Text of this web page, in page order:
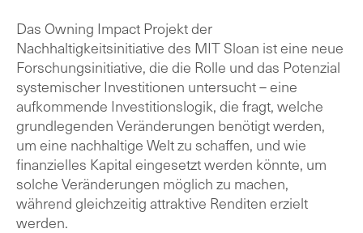
Das Owning Impact Projekt der
Nachhaltigkeitsinitiative des MIT Sloan ist eine neue
Forschungsinitiative, die die Rolle und das Potenzial
systemischer Investitionen untersucht – eine
aufkommende Investitionslogik, die fragt, welche
grundlegenden Veränderungen benötigt werden,
um eine nachhaltige Welt zu schaffen, und wie
finanzielles Kapital eingesetzt werden könnte, um
solche Veränderungen möglich zu machen,
während gleichzeitig attraktive Renditen erzielt
werden.